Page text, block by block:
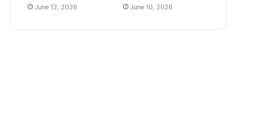
June 12, 2026 June 10, 2026